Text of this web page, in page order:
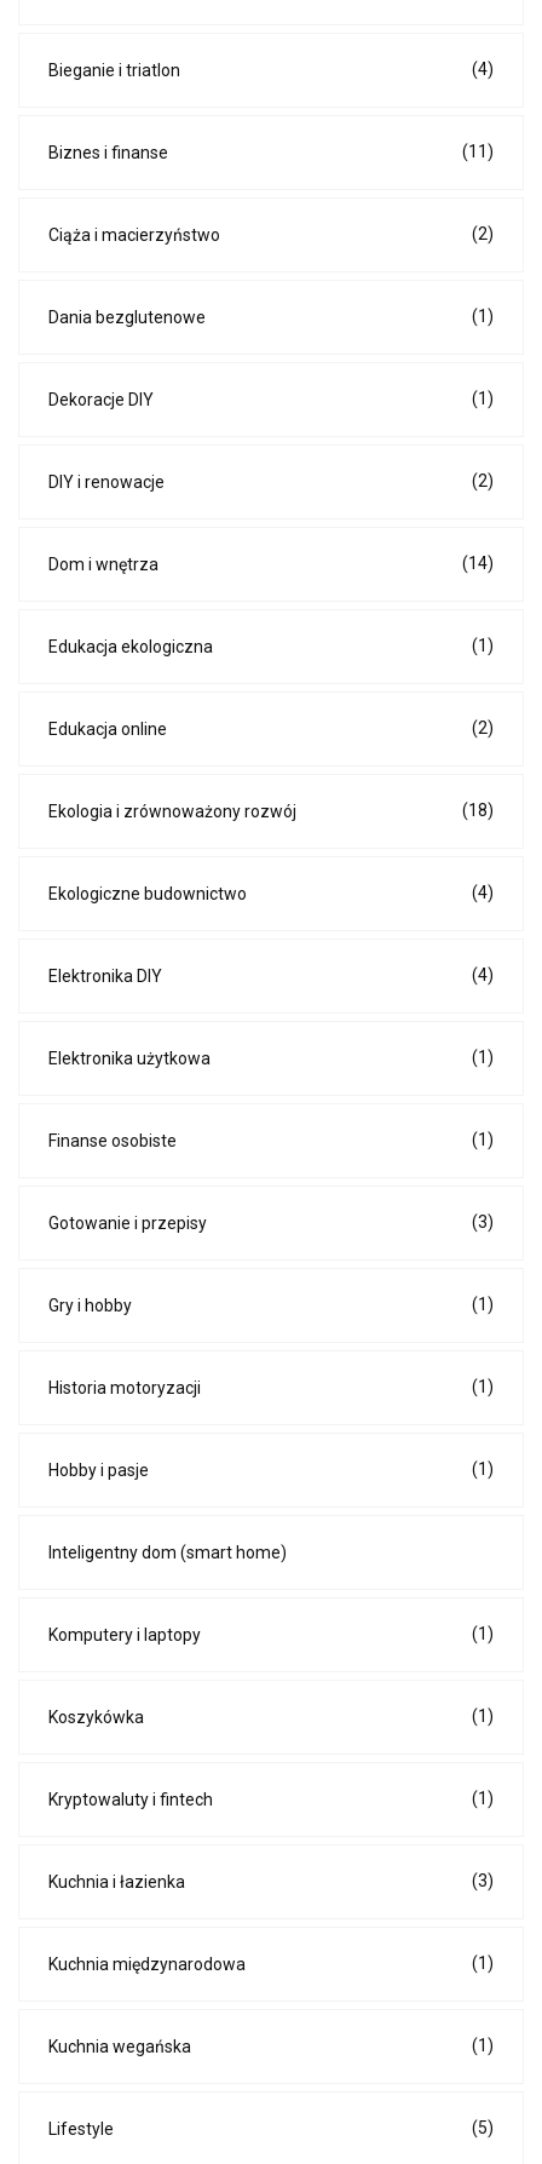
Bieganie i triatlon (4)
Biznes i finanse (11)
Ciąża i macierzyństwo (2)
Dania bezglutenowe (1)
Dekoracje DIY (1)
DIY i renowacje (2)
Dom i wnętrza (14)
Edukacja ekologiczna (1)
Edukacja online (2)
Ekologia i zrównoważony rozwój (18)
Ekologiczne budownictwo (4)
Elektronika DIY (4)
Elektronika użytkowa (1)
Finanse osobiste (1)
Gotowanie i przepisy (3)
Gry i hobby (1)
Historia motoryzacji (1)
Hobby i pasje (1)
Inteligentny dom (smart home)
Komputery i laptopy (1)
Koszykówka (1)
Kryptowaluty i fintech (1)
Kuchnia i łazienka (3)
Kuchnia międzynarodowa (1)
Kuchnia wegańska (1)
Lifestyle (5)